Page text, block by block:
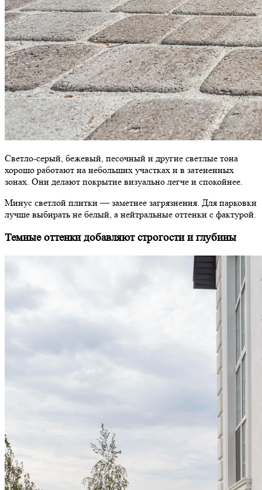
Светло-серый, бежевый, песочный и другие светлые тона
хорошо работают на небольших участках и в затененных
зонах. Они делают покрытие визуально легче и спокойнее.
Минус светлой плитки — заметнее загрязнения. Для парковки
лучше выбирать не белый, а нейтральные оттенки с фактурой.
Темные оттенки добавляют строгости и глубины